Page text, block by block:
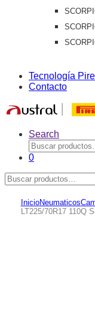
Tecnología
Contacto
Search
Buscar
por:
0
Buscar
por:
InicioNeumaticos
LT225/70R17 110Q